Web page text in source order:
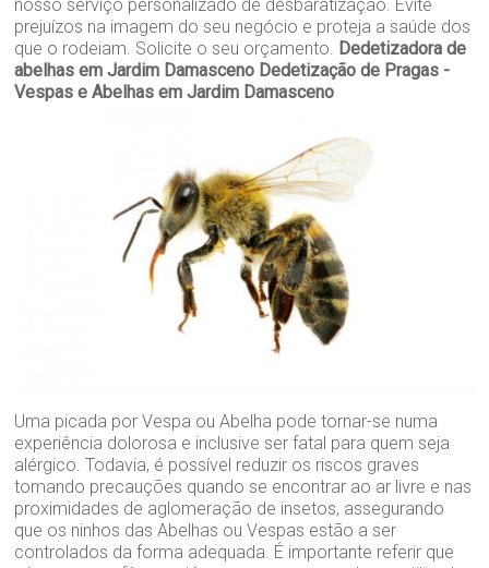
nosso serviço personalizado de desbaratização. Evite
prejuízos na imagem do seu negócio e proteja a saúde dos
que o rodeiam. Solicite o seu orçamento.
Dedetizadora de
abelhas em Jardim Damasceno Dedetização de Pragas -
Vespas e Abelhas em Jardim Damasceno
Uma picada por Vespa ou Abelha pode tornar-se numa
experiência dolorosa e inclusive ser fatal para quem seja
alérgico. Todavia, é possível reduzir os riscos graves
tomando precauções quando se encontrar ao ar livre e nas
proximidades de aglomeração de insetos, assegurando
que os ninhos das Abelhas ou Vespas estão a ser
controlados da forma adequada. É importante referir que